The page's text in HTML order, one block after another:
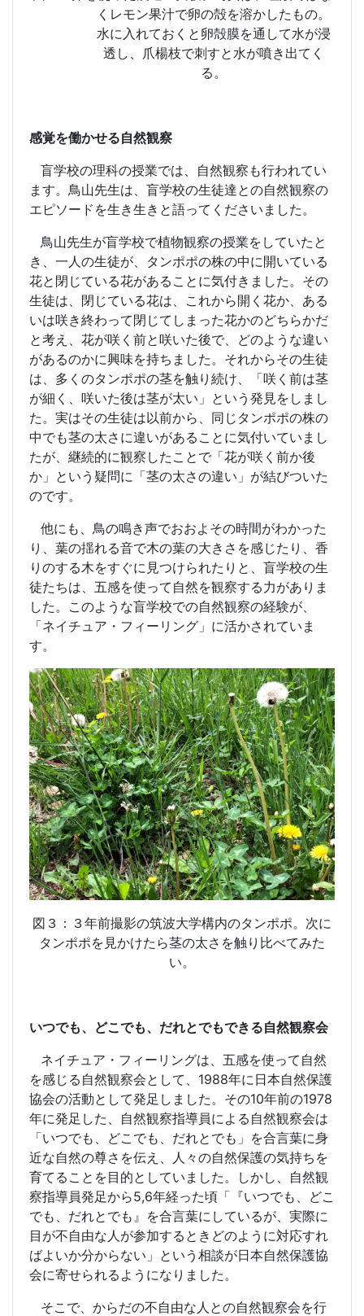
くレモン果汁で卵の殻を溶かしたもの。
水に入れておくと卵殻膜を通して水が浸
透し、爪楊枝で刺すと水が噴き出てく
る。
感覚を働かせる自然観察
盲学校の理科の授業では、自然観察も行われてい
ます。鳥山先生は、盲学校の生徒達との自然観察の
エピソードを生き生きと語ってくださいました。
鳥山先生が盲学校で植物観察の授業をしていたと
き、一人の生徒が、タンポポの株の中に開いている
花と閉じている花があることに気付きました。その
生徒は、閉じている花は、これから開く花か、ある
いは咲き終わって閉じてしまった花かのどちらかだ
と考え、花が咲く前と咲いた後で、どのような違い
があるのかに興味を持ちました。それからその生徒
は、多くのタンポポの茎を触り続け、「咲く前は茎
が細く、咲いた後は茎が太い」という発見をしまし
た。実はその生徒は以前から、同じタンポポの株の
中でも茎の太さに違いがあることに気付いていまし
たが、継続的に観察したことで「花が咲く前か後
か」という疑問に「茎の太さの違い」が結びついた
のです。
他にも、鳥の鳴き声でおおよその時間がわかった
り、葉の揺れる音で木の葉の大きさを感じたり、香
りのする木をすぐに見つけられたりと、盲学校の生
徒たちは、五感を使って自然を観察する力がありま
した。このような盲学校での自然観察の経験が、
「ネイチュア・フィーリング」に活かされていま
す。
図３：３年前撮影の筑波大学構内のタンポポ。次に
タンポポを見かけたら茎の太さを触り比べてみた
い。
いつでも、どこでも、だれとでもできる自然観察会
ネイチュア・フィーリングは、五感を使って自然
を感じる自然観察会として、 1988年に日本自然保護
協会の活動として発足しました。その10年前の1978
年に発足した、自然観察指導員による自然観察会は
「いつでも、どこでも、だれとでも」を合言葉に身
近な自然の尊さを伝え、人々の自然保護の気持ちを
育てることを目的としていました。しかし、自然観
察指導員発足から5,6年経った頃「『いつでも、どこ
でも、だれとでも』を合言葉にしているが、実際に
目が不自由な人が参加するときどのように対応すれ
ばよいか分からない」という相談が日本自然保護協
会に寄せられるようになりました。
そこで、からだの不自由な人との自然観察会を行